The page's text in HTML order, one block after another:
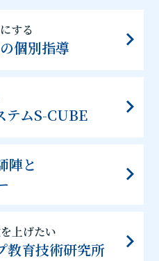
する
個別指導
テムS-CUBE
陣と
上げたい
教育技術研究所